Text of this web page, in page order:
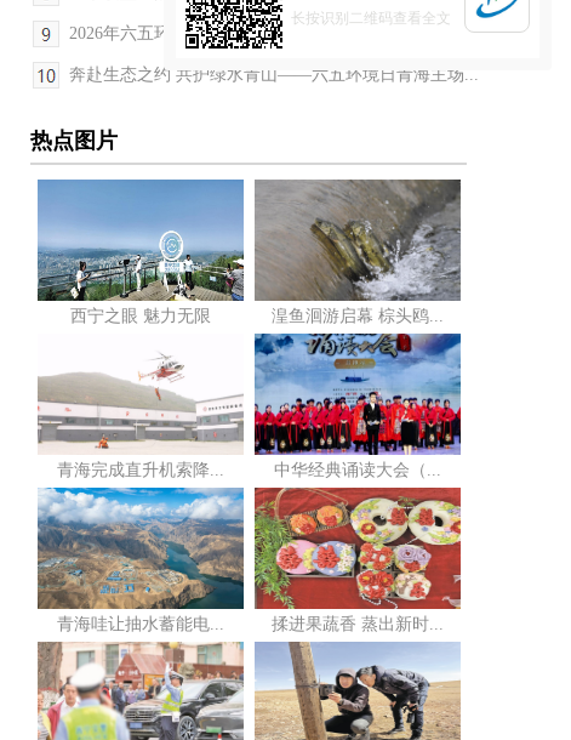
2026年六五环境日青海主场活动在西宁举行
奔赴生态之约 共护绿水青山——六五环境日青海主场...
热点图片
西宁之眼 魅力无限 湟鱼洄游启幕 棕头鸥...
青海完成直升机索降... 中华经典诵读大会（...
青海哇让抽水蓄能电... 揉进果蔬香 蒸出新时...
长按识别二维码查看全文